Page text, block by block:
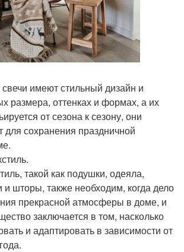
имеют стильный дизайн и
размера, оттенках и формах, а их
от сезона к сезону, они
для сохранения праздничной
такой как подушки, одеяла,
и шторы, также необходим, когда дело
прекрасной атмосферы в доме, и
заключается в том, насколько
и адаптировать в зависимости от